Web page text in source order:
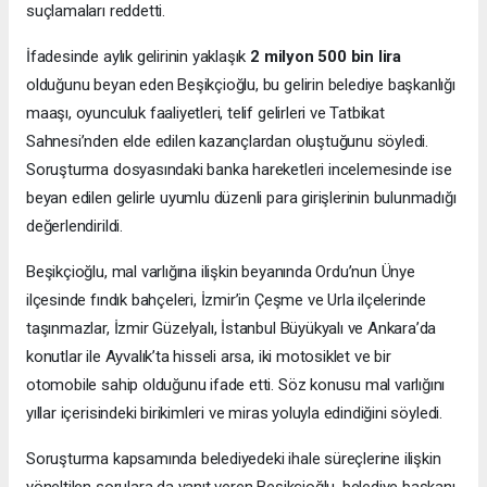
suçlamaları reddetti.
İfadesinde aylık gelirinin yaklaşık 2 milyon 500 bin lira
olduğunu beyan eden Beşikçioğlu, bu gelirin belediye başkanlığı
maaşı, oyunculuk faaliyetleri, telif gelirleri ve Tatbikat
Sahnesi’nden elde edilen kazançlardan oluştuğunu söyledi.
Soruşturma dosyasındaki banka hareketleri incelemesinde ise
beyan edilen gelirle uyumlu düzenli para girişlerinin bulunmadığı
değerlendirildi.
Beşikçioğlu, mal varlığına ilişkin beyanında Ordu’nun Ünye
ilçesinde fındık bahçeleri, İzmir’in Çeşme ve Urla ilçelerinde
taşınmazlar, İzmir Güzelyalı, İstanbul Büyükyalı ve Ankara’da
konutlar ile Ayvalık’ta hisseli arsa, iki motosiklet ve bir
otomobile sahip olduğunu ifade etti. Söz konusu mal varlığını
yıllar içerisindeki birikimleri ve miras yoluyla edindiğini söyledi.
Soruşturma kapsamında belediyedeki ihale süreçlerine ilişkin